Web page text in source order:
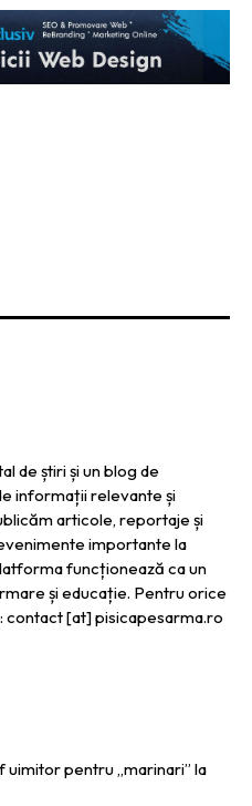
de știri și un blog de
informații relevante și
articole, reportaje și
importante la
funcționează ca un
și educație. Pentru orice
[at] pisicapesarma.ro
uimitor pentru „marinari” la